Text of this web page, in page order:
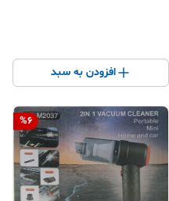
افزودن به سبد
%6